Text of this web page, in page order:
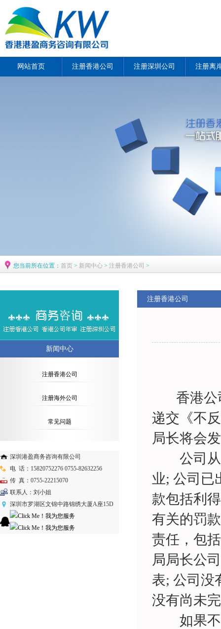
网站首页 注册香港公司 注册深圳公司 注册离
您当前所在位置： 首页 > 新闻中心 > 注册香港公司 >
新闻中心
注册香港公司
注册海外公司
常见问题
深圳港盈商务咨询有限公司
电 话：15820752276 0755-82632256
传 真：0755-22215070
联系人：刘小姐
深圳市罗湖区文锦中路锦绣大厦A座15D
注册香港公司
香港公
递交《不
局长将会
公司从
业; 公司已
款包括利
有关的罚
责任，包
局局长公
表; 公司没
没有尚未
如果不